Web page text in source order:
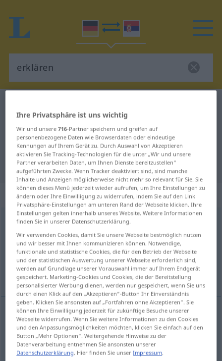
Deutsch-Serbisch Übersetzung für
"erklären"
"erklären" Serbisch Übersetzung
„erklären“
erklären
Übersicht aller Übersetzungen
(Für mehr Details die Übersetzung anklicken/antippen)
објашњавати, изјављивати
објашњавати erklären erläutern
изјављивати erklären bekannt machen
Ihre Privatsphäre ist uns wichtig
Wir und unsere716-Partner speichern und greifen auf
personenbezogene Daten wie Browserdaten oder eindeutige
Kennungen auf Ihrem Gerät zu. Durch Auswahl von Akzeptieren
aktivieren Sie Tracking-Technologien für die unter „Wir und unsere
Partner verarbeiten Daten, um Ihnen Dienste bereitzustellen“
aufgeführten Zwecke. Wenn Tracker deaktiviert sind, sind manche
Inhalte und Anzeigen möglicherweise nicht mehr so relevant für Sie. Sie
können dieses Menü jederzeit wieder aufrufen, um Ihre Einstellungen zu
ändern oder Ihre Einwilligung zu widerrufen, indem Sie auf den Link
Privatsphäre-Einstellungen am unteren Rand der Webseite klicken. Ihre
Einstellungen gelten innerhalb unseres Website. Weitere Informationen
finden Sie in unserer Datenschutzerklärung.
Wir verwenden Cookies, damit Sie unsere Webseite bestmöglich nutzen
und wir besser mit Ihnen kommunizieren können. Notwendige,
funktionale und statistische Cookies, die für den Betrieb der Webseite
und der statistischen Auswertung unserer Webseite erforderlich sind,
werden auf Grundlage unserer Vorauswahl immer auf Ihrem Endgerät
gespeichert. Marketing-Cookies und Cookies, die der Bereitstellung
personalisierter Werbung dienen, werden nur gespeichert, wenn Sie uns
durch einen Klick auf den „Akzeptieren“-Button Ihr Einverständnis
geben. Klicken Sie ansonsten auf „Fortfahren ohne Akzeptieren“. Sie
können Ihre Einwilligung jederzeit für zukünftige Besuche unserer
Webseite widerrufen. Wenn Sie weitere Informationen zu den Cookies
und den Anpassungsmöglichkeiten möchten, klicken Sie einfach auf den
Button „Mehr Optionen“. Weitergehende Hinweise zu der
Datenverarbeitung entnehmen Sie ansonsten unserer
Datenschutzerklärung. Hier finden Sie unserImpressum.